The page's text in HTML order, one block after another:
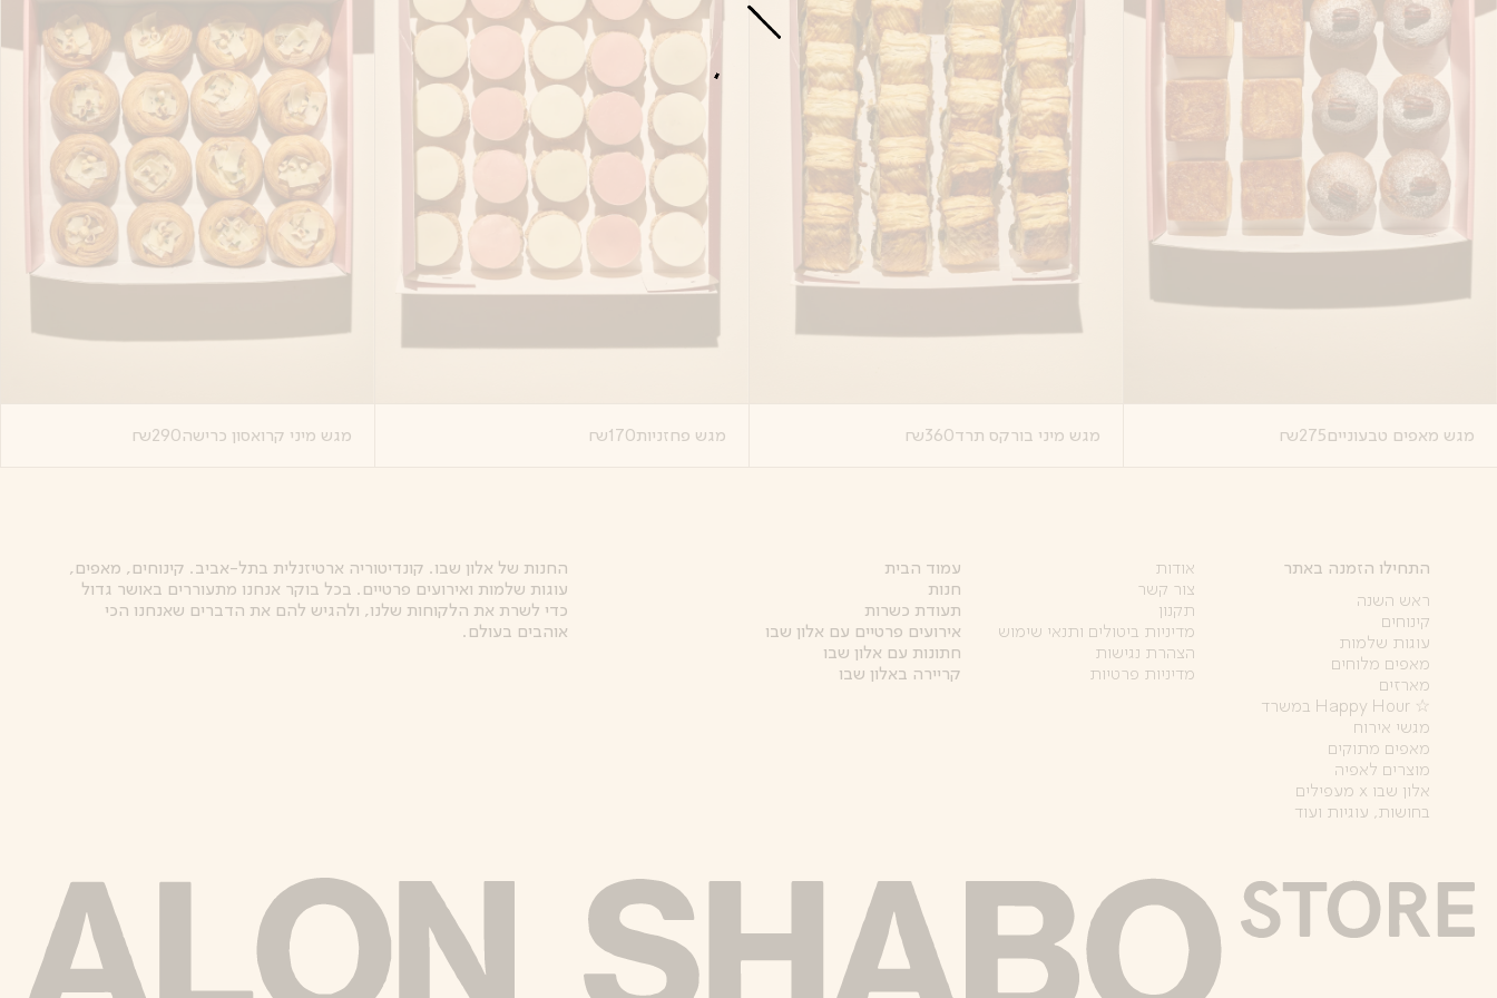
מגש מאפים טבעוניים275
₪ מגש מיני בורקס תרד360
₪ מגש פחזניות170
₪ מגש מיני קרואסון כרישה290
₪
התחילו הזמנה באתר
ראש השנה
קינוחים
עוגות שלמות
מאפים מלוחים
מארזים
☆ Happy Hour במשרד
מגשי אירוח
מאפים מתוקים
מוצרים לאפיה
אלון שבו x מעפילים
בחושות, עוגיות ועוד
אודות
צור קשר
תקנון
מדיניות ביטולים ותנאי שימוש
הצהרת נגישות
מדיניות פרטיות
עמוד הבית
חנות
תעודת כשרות
אירועים פרטיים עם אלון שבו
חתונות עם אלון שבו
קריירה באלון שבו
החנות של אלון שבו. קונדיטוריה ארטיזנלית בתל-אביב. קינוחים, מאפים,
עוגות שלמות ואירועים פרטיים. בכל בוקר אנחנו מתעוררים באושר גדול
כדי לשרת את הלקוחות שלנו, ולהגיש להם את הדברים שאנחנו הכי
אוהבים בעולם.